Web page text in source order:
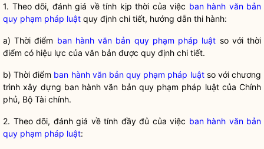
1. Theo dõi, đánh giá về tính kịp thời của việc ban hành văn bản
quy phạm pháp luật quy định chi tiết, hướng dẫn thi hành:
a) Thời điểm ban hành văn bản quy phạm pháp luật so với thời
điểm có hiệu lực của văn bản được quy định chi tiết.
b) Thời điểm ban hành văn bản quy phạm pháp luậtso với chương
trình xây dựng ban hành văn bản quy phạm pháp luậtcủa Chính
phủ, Bộ Tài chính.
2. Theo dõi, đánh giá về tính đầy đủ của việc ban hành văn bản
quy phạm pháp luật: